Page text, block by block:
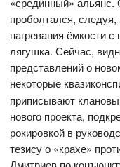
проболтался, следуя,
нагревания ёмкости
лягушка. Сейчас,
представлений о
некоторые
приписывают
нового проекта,
рокировкой в
тезису о «крахе»